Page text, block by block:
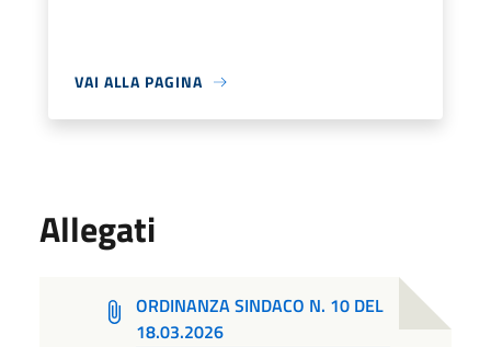
VAI ALLA PAGINA
Allegati
ORDINANZA SINDACO N. 10 DEL
18.03.2026